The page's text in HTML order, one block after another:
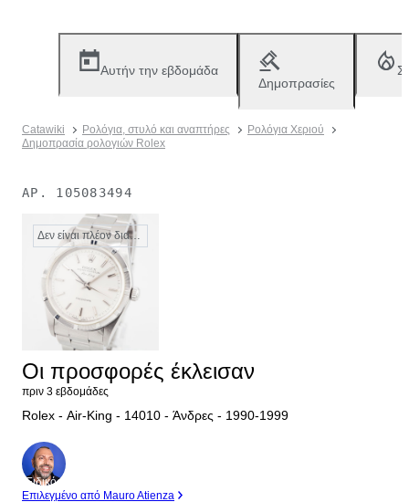
Αυτήν την εβδομάδα
Δημοπρασίες
Catawiki Ρολόγια, στυλό και αναπτήρες
Ρολόγια Χεριού
Δημοπρασία ρολογιών Rolex
ΑΡ. 105083494
Δεν είναι πλέον διαθέσιμο
Οι προσφορές έκλεισαν
πριν 3 εβδομάδες
Rolex - Air-King - 14010 - Άνδρες - 1990-1999
Ειδικός
Επιλεγμένο από Mauro Atienza